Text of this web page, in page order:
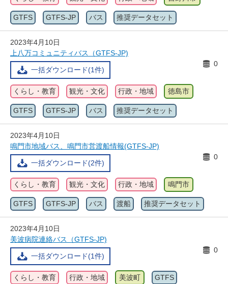
GTFS GTFS-JP バス 推奨データセット
2023年4月10日
上八万コミュニティバス（GTFS-JP)
一括ダウンロード(1件)
0
くらし・教育 観光・文化 行政・地域 徳島市
GTFS GTFS-JP バス 推奨データセット
2023年4月10日
鳴門市地域バス、鳴門市営渡船情報(GTFS-JP)
一括ダウンロード(2件)
0
くらし・教育 観光・文化 行政・地域 鳴門市
GTFS GTFS-JP バス 渡船 推奨データセット
2023年4月10日
美波病院連絡バス（GTFS-JP)
一括ダウンロード(1件)
0
くらし・教育 行政・地域 美波町 GTFS